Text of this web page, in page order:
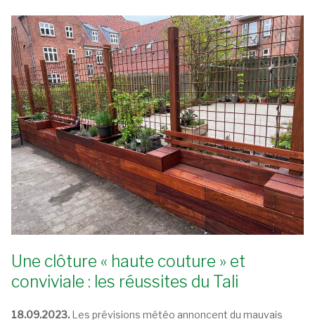
Une clôture « haute couture » et
conviviale : les réussites du Tali
18.09.2023. Les prévisions météo annoncent du mauvais